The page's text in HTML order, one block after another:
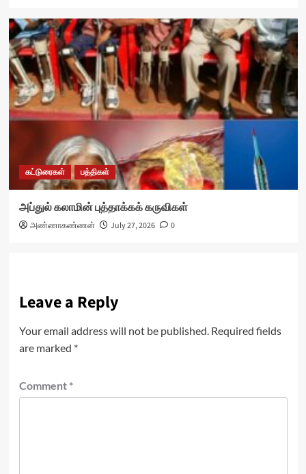
கட்டுரைகள் பத்திகள்
அப்துல் கலாமின் புத்தாக்கக் கருவிகள்
அண்ணாகண்ணன் July 27, 2026 0
Leave a Reply
Your email address will not be published. Required fields
are marked *
Comment *